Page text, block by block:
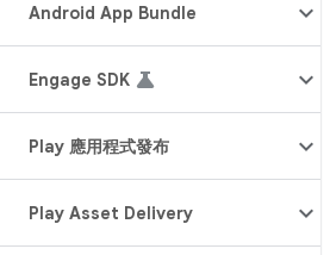
Android App Bundle
Engage SDK
Play 應用程式發布
Play Asset Delivery